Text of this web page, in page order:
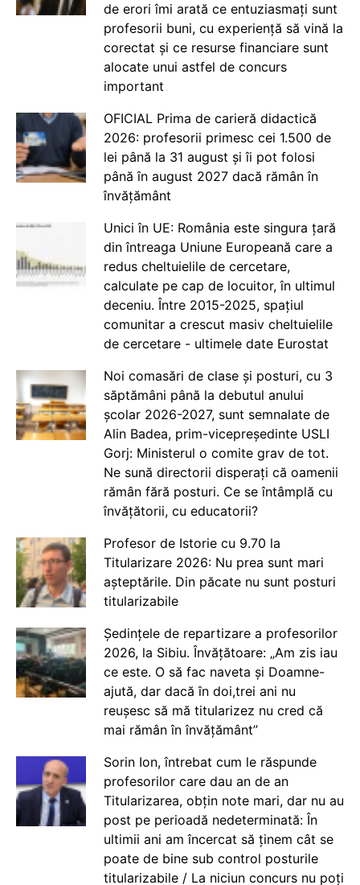
de erori îmi arată ce entuziasmați sunt
profesorii buni, cu experiență să vină la
corectat și ce resurse financiare sunt
alocate unui astfel de concurs
important
OFICIAL Prima de carieră didactică
2026: profesorii primesc cei 1.500 de
lei până la 31 august și îi pot folosi
până în august 2027 dacă rămân în
învățământ
Unici în UE: România este singura țară
din întreaga Uniune Europeană care a
redus cheltuielile de cercetare,
calculate pe cap de locuitor, în ultimul
deceniu. Între 2015-2025, spațiul
comunitar a crescut masiv cheltuielile
de cercetare - ultimele date Eurostat
Noi comasări de clase și posturi, cu 3
săptămâni până la debutul anului
școlar 2026-2027, sunt semnalate de
Alin Badea, prim-vicepreședinte USLI
Gorj: Ministerul o comite grav de tot.
Ne sună directorii disperați că oamenii
rămân fără posturi. Ce se întâmplă cu
învățătorii, cu educatorii?
Profesor de Istorie cu 9.70 la
Titularizare 2026: Nu prea sunt mari
așteptările. Din păcate nu sunt posturi
titularizabile
Ședințele de repartizare a profesorilor
2026, la Sibiu. Învățătoare: „Am zis iau
ce este. O să fac naveta și Doamne-
ajută, dar dacă în doi,trei ani nu
reușesc să mă titularizez nu cred că
mai rămân în învățământ”
Sorin Ion, întrebat cum le răspunde
profesorilor care dau an de an
Titularizarea, obțin note mari, dar nu au
post pe perioadă nedeterminată: În
ultimii ani am încercat să ținem cât se
poate de bine sub control posturile
titularizabile / La niciun concurs nu poți